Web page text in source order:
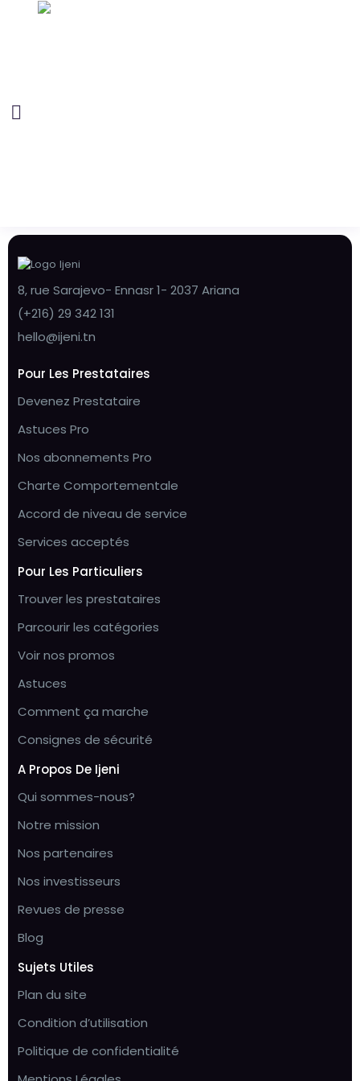
8, rue Sarajevo- Ennasr 1- 2037 Ariana
(+216) 29 342 131
hello@ijeni.tn
Pour Les Prestataires
Devenez Prestataire
Astuces Pro
Nos abonnements Pro
Charte Comportementale
Accord de niveau de service
Services acceptés
Pour Les Particuliers
Trouver les prestataires
Parcourir les catégories
Voir nos promos
Astuces
Comment ça marche
Consignes de sécurité
A Propos De Ijeni
Qui sommes-nous?
Notre mission
Nos partenaires
Nos investisseurs
Revues de presse
Blog
Sujets Utiles
Plan du site
Condition d’utilisation
Politique de confidentialité